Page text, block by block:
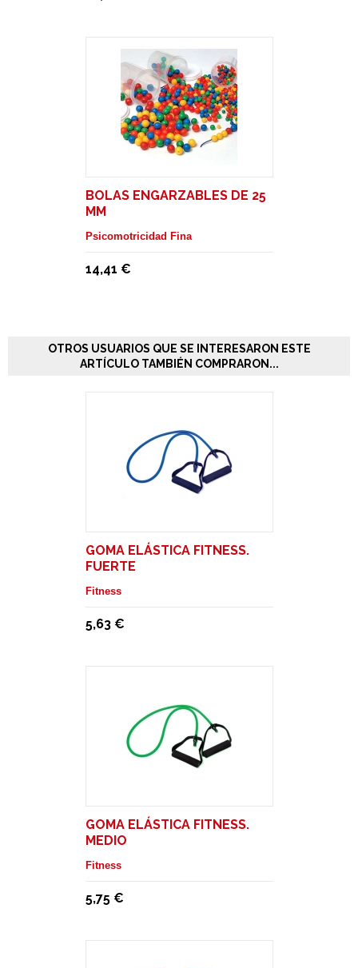
BOLAS ENGARZABLES DE 25
MM
Psicomotricidad Fina
14,41 €
OTROS USUARIOS QUE SE INTERESARON ESTE
ARTÍCULO TAMBIÉN COMPRARON...
GOMA ELÁSTICA FITNESS.
FUERTE
Fitness
5,63 €
GOMA ELÁSTICA FITNESS.
MEDIO
Fitness
5,75 €